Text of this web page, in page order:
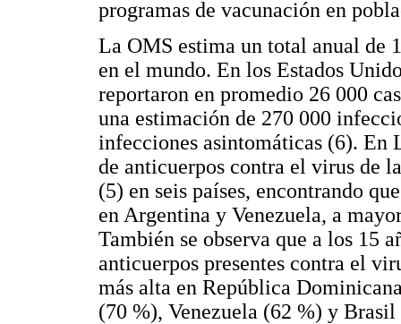
programas de vacunación en
La OMS estima un total anual de
en el mundo. En los Estados
reportaron en promedio 26 000
una estimación de 270 000
infecciones asintomáticas (6). En
de anticuerpos contra el virus de
(5) en seis países, encontrando
en Argentina y Venezuela, a
También se observa que a los 15
anticuerpos presentes contra el
más alta en República
(70 %), Venezuela (62 %) y